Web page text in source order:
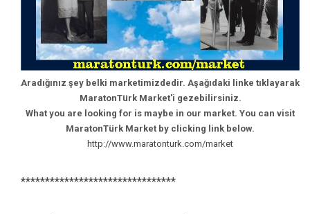
Aradığınız şey belki marketimizdedir. Aşağıdaki linke tıklayarak
MaratonTürk Market'i gezebilirsiniz.
What you are looking for is maybe in our market. You can visit
MaratonTürk Market by clicking link below.
http://www.maratonturk.com/market
********************************